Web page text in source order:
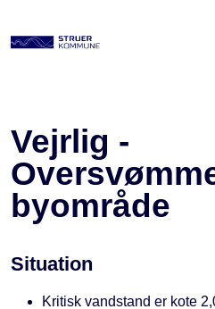
Vejrlig -
byområde
Situation
Kritisk vandstand er kote